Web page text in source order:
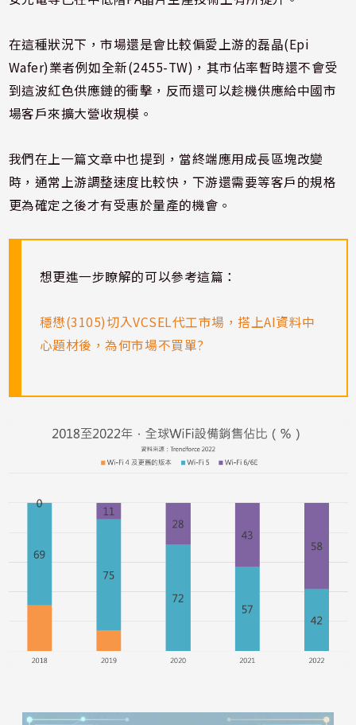
在這種狀況下，市場還是會比較偏愛上游的磊晶(Epi
Wafer)業者例如全新(2455-TW)，其市佔率暫時還不會受
到這波紅色供應鏈的衝擊，反而還可以趁機供應給中國市
場客戶來擴大營收規模。
我們在上一篇文章中也提到，當終端應用成長區塊改變
時，通常上游調整速度比較快，下游還需要等客戶的規格
更為確定之後才有受惠於量產的機會。
想更進一步瞭解的可以參考這篇：
穩懋(3105)切入VCSEL代工市場，搭上AI資料中
心題材後，為何市場不買單?